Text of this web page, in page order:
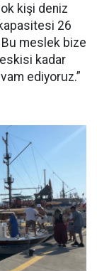
kişi deniz
26
meslek bize
eskisi kadar
ediyoruz.”